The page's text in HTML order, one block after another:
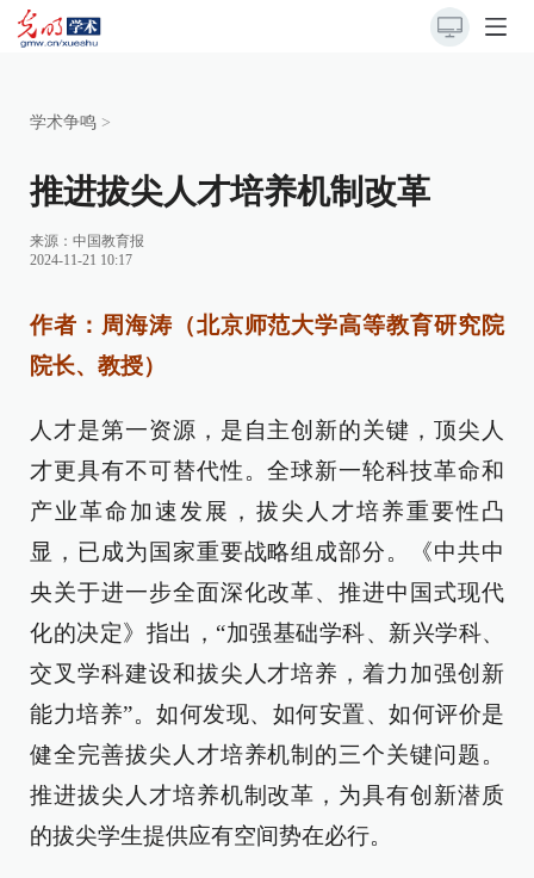
学术争鸣 >
推进拔尖人才培养机制改革
来源： 中国教育报
2024-11-21 10:17
作者：周海涛（北京师范大学高等教育研究院
院长、教授）
人才是第一资源，是自主创新的关键，顶尖人
才更具有不可替代性。全球新一轮科技革命和
产业革命加速发展，拔尖人才培养重要性凸
显，已成为国家重要战略组成部分。《中共中
央关于进一步全面深化改革、推进中国式现代
化的决定》指出，“加强基础学科、新兴学科、
交叉学科建设和拔尖人才培养，着力加强创新
能力培养”。如何发现、如何安置、如何评价是
健全完善拔尖人才培养机制的三个关键问题。
推进拔尖人才培养机制改革，为具有创新潜质
的拔尖学生提供应有空间势在必行。